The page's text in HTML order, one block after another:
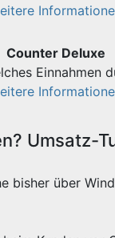
Counter Deluxe
Einnahmen
Umsatz-
bisher über